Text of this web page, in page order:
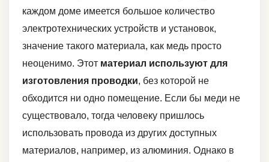
каждом доме имеется большое количество
электротехнических устройств и установок,
значение такого материала, как медь просто
неоценимо. Этот материал используют для
изготовления проводки, без которой не
обходится ни одно помещение. Если бы меди не
существовало, тогда человеку пришлось
использовать провода из других доступных
материалов, например, из алюминия. Однако в